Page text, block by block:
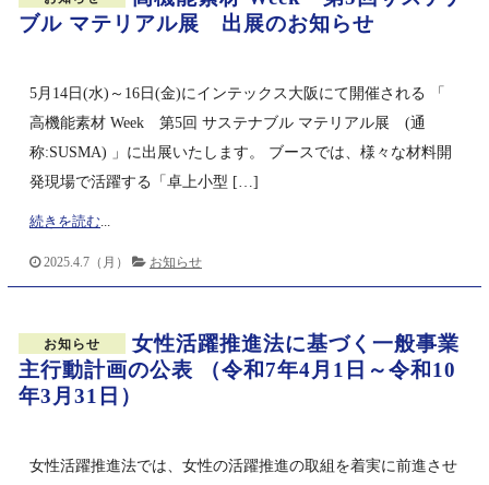
ブル マテリアル展 出展のお知らせ
5月14日(水)～16日(金)にインテックス大阪にて開催される 「
高機能素材 Week 第5回 サステナブル マテリアル展 (通
称:SUSMA) 」に出展いたします。 ブースでは、様々な材料開
発現場で活躍する「卓上小型 […]
続きを読む...
2025.4.7（月） お知らせ
お知らせ
女性活躍推進法に基づく一般事業
主行動計画の公表 （令和7年4月1日～令和10
年3月31日）
女性活躍推進法では、女性の活躍推進の取組を着実に前進させ